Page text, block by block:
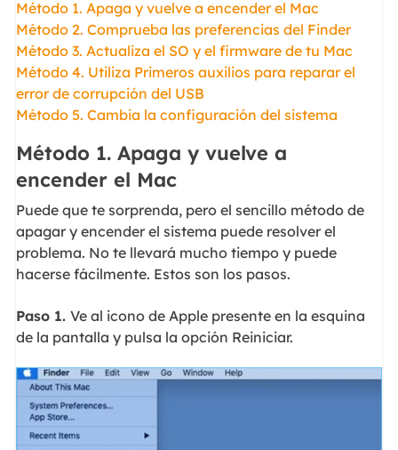
Método 1. Apaga y vuelve a encender el Mac
Método 2. Comprueba las preferencias del Finder
Método 3. Actualiza el SO y el firmware de tu Mac
Método 4. Utiliza Primeros auxilios para reparar el
error de corrupción del USB
Método 5. Cambia la configuración del sistema
Método 1. Apaga y vuelve a
encender el Mac
Puede que te sorprenda, pero el sencillo método de
apagar y encender el sistema puede resolver el
problema. No te llevará mucho tiempo y puede
hacerse fácilmente. Estos son los pasos.
Paso 1. Ve al icono de Apple presente en la esquina
de la pantalla y pulsa la opción Reiniciar.